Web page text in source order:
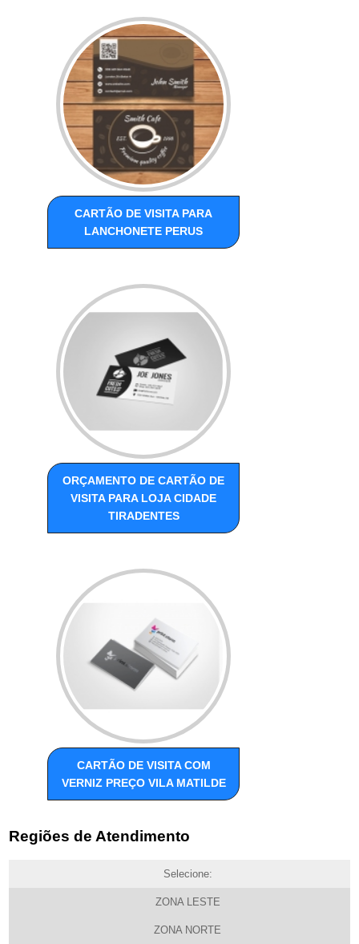
CARTÃO DE VISITA PARA
LANCHONETE PERUS
ORÇAMENTO DE CARTÃO DE
VISITA PARA LOJA CIDADE
TIRADENTES
CARTÃO DE VISITA COM
VERNIZ PREÇO VILA MATILDE
Regiões de Atendimento
Selecione:
ZONA LESTE
ZONA NORTE